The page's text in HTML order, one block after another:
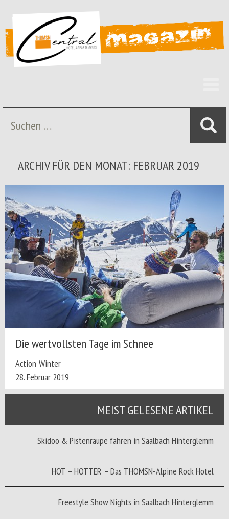
Suche
nach:
ARCHIV FÜR DEN MONAT: FEBRUAR 2019
Die wertvollsten Tage im Schnee
Action Winter
28. Februar 2019
MEIST GELESENE ARTIKEL
Skidoo & Pistenraupe fahren in Saalbach Hinterglemm
HOT – HOTTER – Das THOMSN-Alpine Rock Hotel
Freestyle Show Nights in Saalbach Hinterglemm